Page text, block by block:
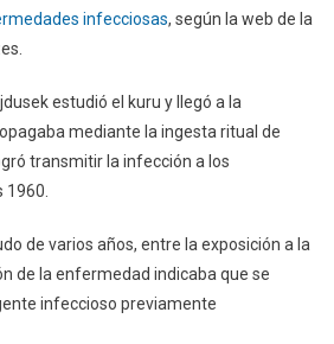
infecciosas, según la web de la
estudió el kuru y llegó a la
mediante la ingesta ritual de
transmitir la infección a los
de varios años, entre la exposición a la
de la enfermedad indicaba que se
infeccioso previamente